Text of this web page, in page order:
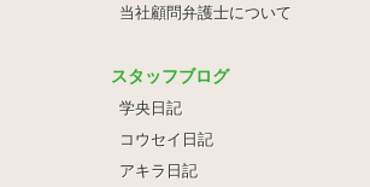
当社顧問弁護士について
スタッフブログ
学央日記
コウセイ日記
アキラ日記